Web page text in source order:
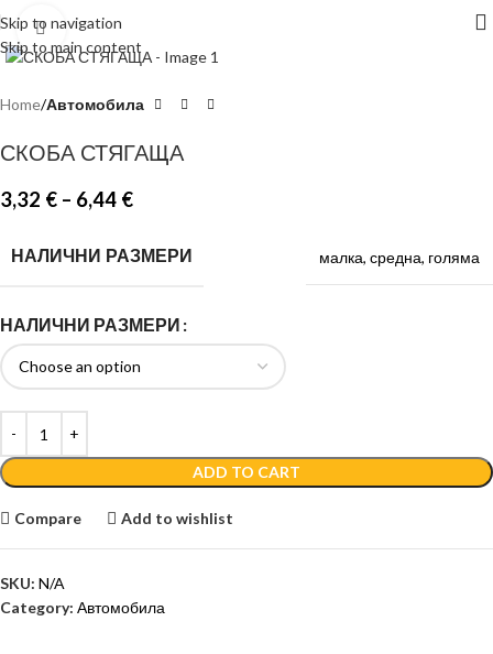
Skip to navigation
Skip to main content
Click to enlarge
Home Автомобила
СКОБА СТЯГАЩА
3,32 € – 6,44 €
НАЛИЧНИ РАЗМЕРИ малка, средна, голяма
НАЛИЧНИ РАЗМЕРИ
ADD TO CART
Compare Add to wishlist
SKU: N/A
Category: Автомобила